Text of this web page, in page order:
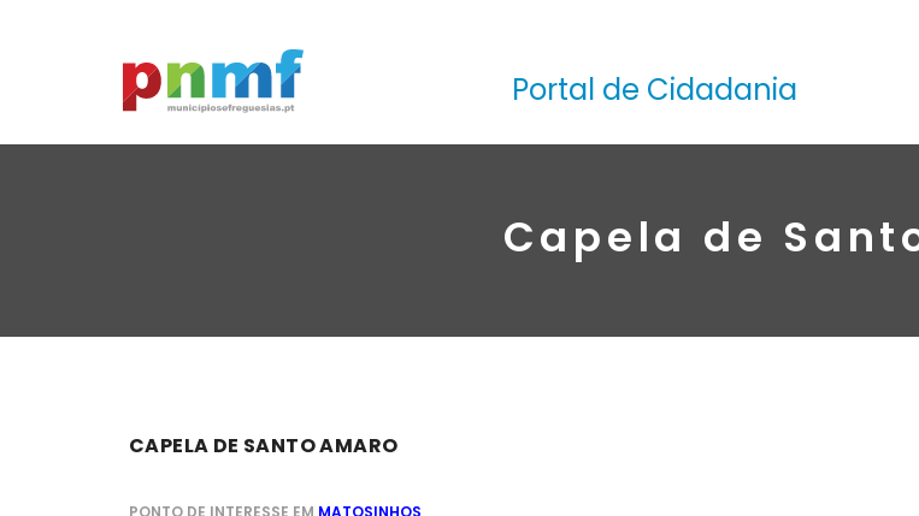
Portal de Cidadania
Capela de
CAPELA DE SANTO AMARO
PONTO DE INTERESSE EM MATOSINHOS